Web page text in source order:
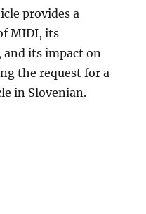
provides a
MIDI, its
its impact on
the request for a
in Slovenian.